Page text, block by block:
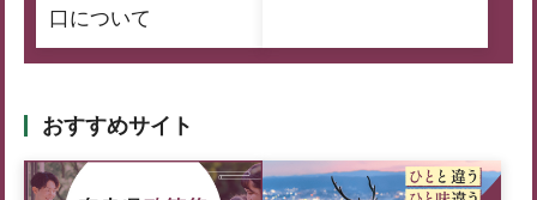
口について
おすすめサイト